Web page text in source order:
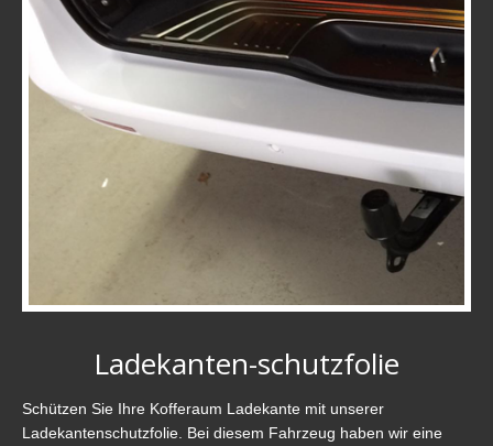
Ladekanten-schutzfolie
Schützen Sie Ihre Kofferaum Ladekante mit unserer
Ladekantenschutzfolie. Bei diesem Fahrzeug haben wir eine